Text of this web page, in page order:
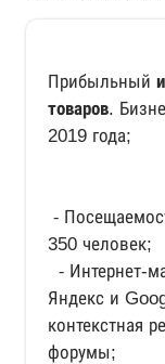
Прибыльный
товаров.
2019 года;
⁃
350 человек;
⁃ Интернет-
Яндекс и
контекстная
форумы;